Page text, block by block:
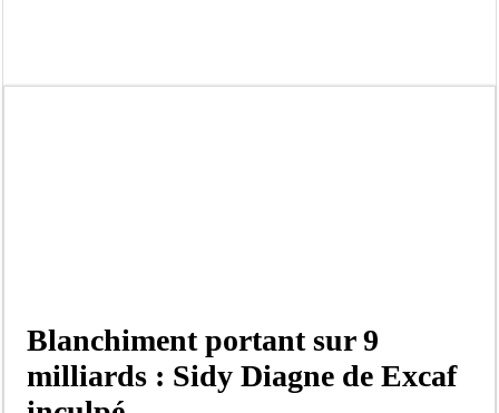
Blanchiment portant sur 9
milliards : Sidy Diagne de Excaf